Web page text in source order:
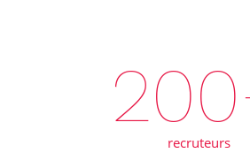
200
recruteurs